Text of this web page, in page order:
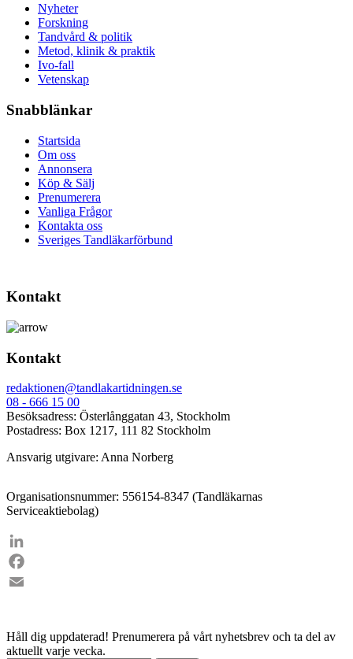
Nyheter
Forskning
Tandvård & politik
Metod, klinik & praktik
Ivo-fall
Vetenskap
Snabblänkar
Startsida
Om oss
Annonsera
Köp & Sälj
Prenumerera
Vanliga Frågor
Kontakta oss
Sveriges Tandläkarförbund
Kontakt
Kontakt
redaktionen@tandlakartidningen.se
08 - 666 15 00
Besöksadress: Österlånggatan 43, Stockholm
Postadress: Box 1217, 111 82 Stockholm
Ansvarig utgivare: Anna Norberg
Organisationsnummer: 556154-8347 (Tandläkarnas
Serviceaktiebolag)
LinkedIn
Facebook
Håll dig uppdaterad! Prenumerera på vårt nyhetsbrev och ta del av
aktuellt varje vecka.